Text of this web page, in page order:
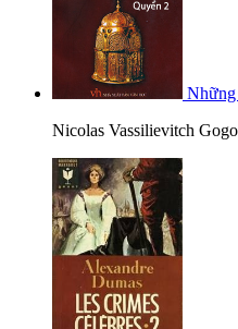
Nicolas Vassilievitch